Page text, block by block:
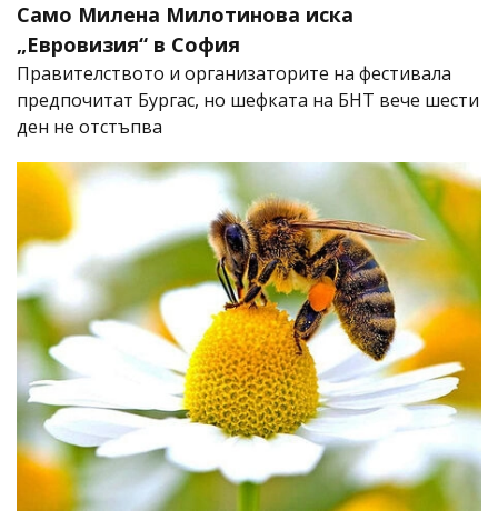
Само Милена Милотинова иска
„Евровизия“ в София
Правителството и организаторите на фестивала
предпочитат Бургас, но шефката на БНТ вече шести
ден не отстъпва